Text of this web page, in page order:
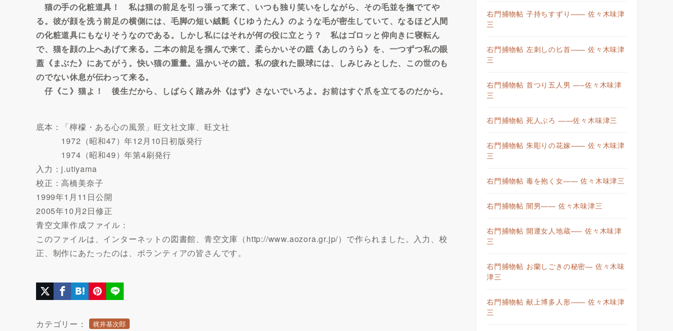
猫の手の化粧道具！ 私は猫の前足を引っ張って来て、いつも独り笑いをしながら、その毛並を撫でてや
る。彼が顔を洗う前足の横側には、毛脚の短い絨氈《じゆうたん》のような毛が密生していて、なるほど人間
の化粧道具にもなりそうなのである。しかし私にはそれが何の役に立とう？ 私はゴロッと仰向きに寝転ん
で、猫を顔の上へあげて来る。二本の前足を掴んで来て、柔らかいその蹠《あしのうら》を、一つずつ私の眼
蓋《まぶた》にあてがう。快い猫の重量。温かいその蹠。私の疲れた眼球には、しみじみとした、この世のも
のでない休息が伝わって来る。
仔《こ》猫よ！ 後生だから、しばらく踏み外《はず》さないでいろよ。お前はすぐ爪を立てるのだから。
底本：「檸檬・ある心の風景」旺文社文庫、旺文社
1972（昭和47）年12月10日初版発行
1974（昭和49）年第4刷発行
入力：j.utiyama
校正：高橋美奈子
1999年1月11日公開
2005年10月2日修正
青空文庫作成ファイル：
このファイルは、インターネットの図書館、青空文庫（http://www.aozora.gr.jp/）で作られました。入力、校
正、制作にあたったのは、ボランティアの皆さんです。
カテゴリー： 梶井基次郎
右門捕物帖 子持ちすずり—— 佐々木味津
三
右門捕物帖 左刺しの匕首—— 佐々木味津
三
右門捕物帖 首つり五人男 —–佐々木味津
三
右門捕物帖 死人ぶろ ——佐々木味津三
右門捕物帖 朱彫りの花嫁—— 佐々木味津
三
右門捕物帖 毒を抱く女—— 佐々木味津三
右門捕物帖 闇男—— 佐々木味津三
右門捕物帖 開運女人地蔵—– 佐々木味津
三
右門捕物帖 お蘭しごきの秘密— 佐々木味
津三
右門捕物帖 献上博多人形—— 佐々木味津
三